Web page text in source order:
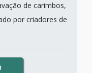
de carimbos,
por criadores de